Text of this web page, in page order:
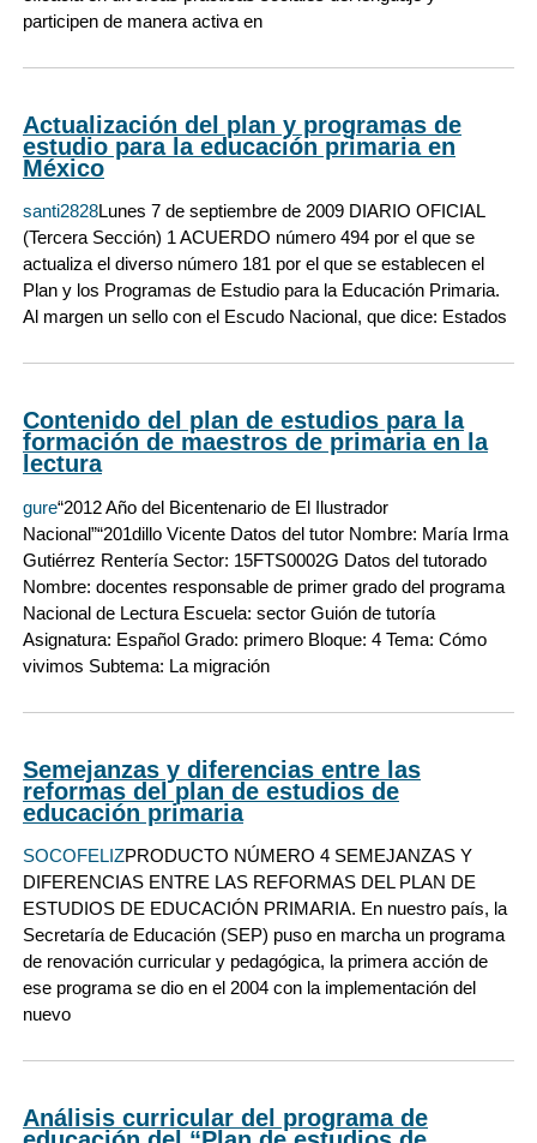
participen de manera activa en
Actualización del plan y programas de
estudio para la educación primaria en
México
santi2828Lunes 7 de septiembre de 2009 DIARIO OFICIAL
(Tercera Sección) 1 ACUERDO número 494 por el que se
actualiza el diverso número 181 por el que se establecen el
Plan y los Programas de Estudio para la Educación Primaria.
Al margen un sello con el Escudo Nacional, que dice: Estados
Contenido del plan de estudios para la
formación de maestros de primaria en la
lectura
gure“2012 Año del Bicentenario de El Ilustrador
Nacional”“201dillo Vicente Datos del tutor Nombre: María Irma
Gutiérrez Rentería Sector: 15FTS0002G Datos del tutorado
Nombre: docentes responsable de primer grado del programa
Nacional de Lectura Escuela: sector Guión de tutoría
Asignatura: Español Grado: primero Bloque: 4 Tema: Cómo
vivimos Subtema: La migración
Semejanzas y diferencias entre las
reformas del plan de estudios de
educación primaria
SOCOFELIZPRODUCTO NÚMERO 4 SEMEJANZAS Y
DIFERENCIAS ENTRE LAS REFORMAS DEL PLAN DE
ESTUDIOS DE EDUCACIÓN PRIMARIA. En nuestro país, la
Secretaría de Educación (SEP) puso en marcha un programa
de renovación curricular y pedagógica, la primera acción de
ese programa se dio en el 2004 con la implementación del
nuevo
Análisis curricular del programa de